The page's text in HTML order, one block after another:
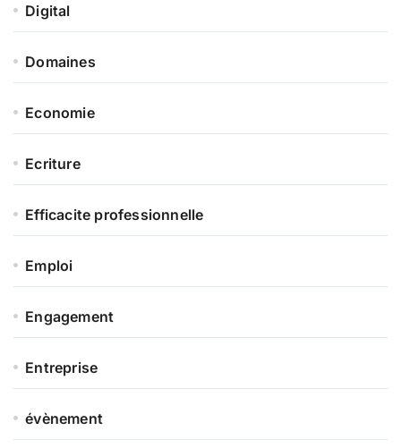
Digital
Domaines
Economie
Ecriture
Efficacite professionnelle
Emploi
Engagement
Entreprise
évènement